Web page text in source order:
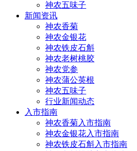
神农五味子
新闻资讯
神农香菊
神农金银花
神农铁皮石斛
神农老树桃胶
神农党参
神农蒲公英根
神农五味子
行业新闻动态
入市指南
神农香菊入市指南
神农金银花入市指南
神农铁皮石斛入市指南